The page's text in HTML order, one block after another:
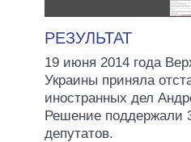
РЕЗУЛЬТАТ
19 июня 2014 года
Украины приняла
иностранных дел
Решение поддержали
депутатов.